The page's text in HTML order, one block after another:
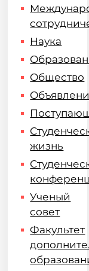
Наука
Общество
жизнь
Ученый
совет
Факультет